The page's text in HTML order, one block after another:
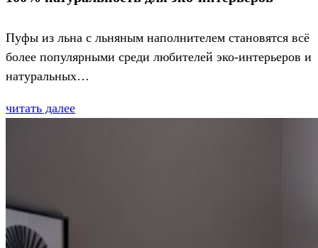
Пуфы из льна с льняным наполнителем становятся всё
более популярными среди любителей эко-интерьеров и
натуральных…
читать далее